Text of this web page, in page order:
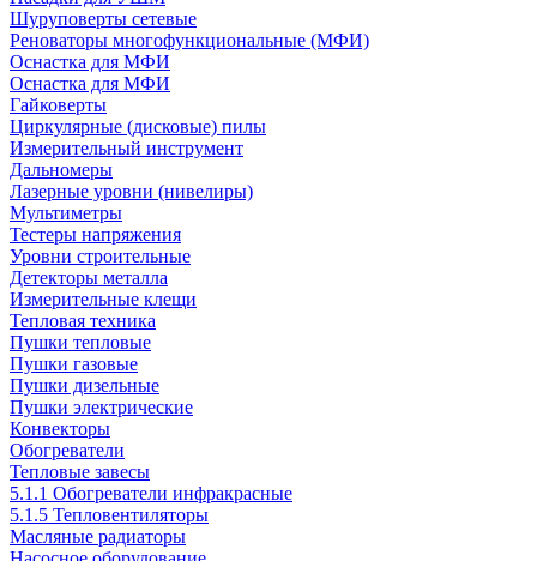
Шуруповерты сетевые
Реноваторы многофункциональные (МФИ)
Оснастка для МФИ
Оснастка для МФИ
Гайковерты
Циркулярные (дисковые) пилы
Измерительный инструмент
Дальномеры
Лазерные уровни (нивелиры)
Мультиметры
Тестеры напряжения
Уровни строительные
Детекторы металла
Измерительные клещи
Тепловая техника
Пушки тепловые
Пушки газовые
Пушки дизельные
Пушки электрические
Конвекторы
Обогреватели
Тепловые завесы
5.1.1 Обогреватели инфракрасные
5.1.5 Тепловентиляторы
Масляные радиаторы